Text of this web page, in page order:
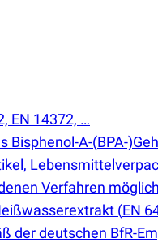
EN 14372, …
Bisphenol-A-(BPA-
Verfahren
(EN
der deutschen BfR-